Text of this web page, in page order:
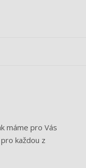
máme pro Vás
každou z